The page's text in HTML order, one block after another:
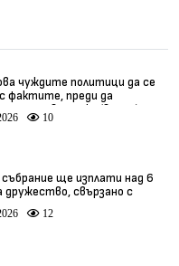
чуждите политици да се
фактите, преди да
случая в Банско (видео)
10
ще изплати над 6
дружество, свързано с
12